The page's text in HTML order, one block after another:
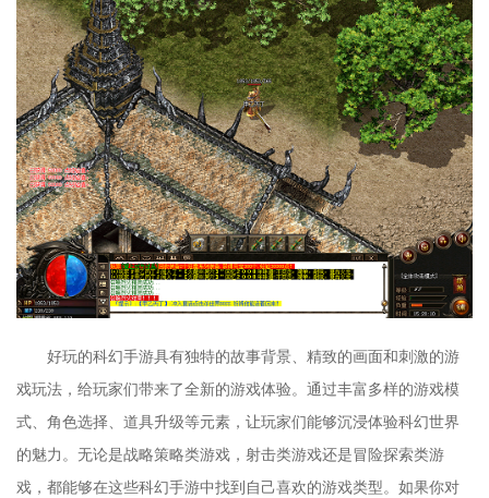
好玩的科幻手游具有独特的故事背景、精致的画面和刺激的游
戏玩法，给玩家们带来了全新的游戏体验。通过丰富多样的游戏模
式、角色选择、道具升级等元素，让玩家们能够沉浸体验科幻世界
的魅力。无论是战略策略类游戏，射击类游戏还是冒险探索类游
戏，都能够在这些科幻手游中找到自己喜欢的游戏类型。如果你对